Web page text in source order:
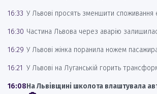
16:33 У Львові просять зменшити споживання
16:30 Частина Львова через аварію
16:29 У Львові жінка поранила ножем
16:21 У Львові на Луганській горить
16:08На Львівщині школота влаштувала